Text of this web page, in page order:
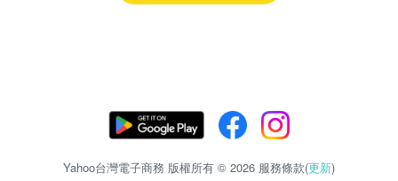
Yahoo台灣電子商務 版權所有 © 2026 服務條款(更新)